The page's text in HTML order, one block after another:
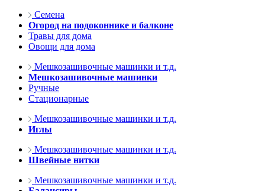
Семена
Огород на подоконнике и балконе
Травы для дома
Овощи для дома
Мешкозашивочные машинки и т.д.
Мешкозашивочные машинки
Ручные
Стационарные
Мешкозашивочные машинки и т.д.
Иглы
Мешкозашивочные машинки и т.д.
Швейные нитки
Мешкозашивочные машинки и т.д.